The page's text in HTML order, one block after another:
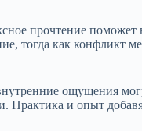
прочтение
тогда как конфликт
ощущения
Практика и опыт